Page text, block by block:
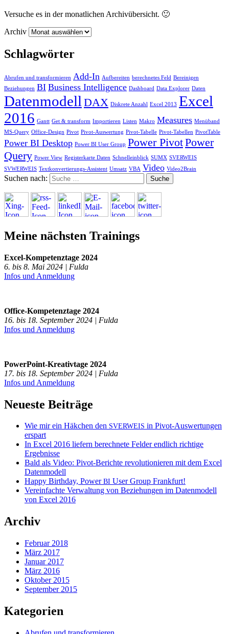
Versuche es in der monatlichen Archivübersicht. 🙂
Archiv
Schlagwörter
Abrufen und transformieren Add-In Aufbereiten berechnetes Feld Bereinigen
Beziehungen BI Business Intelligence Dashboard Data Explorer Daten
Datenmodell DAX Diskrete Anzahl Excel 2013 Excel
2016 Gantt Get & transform Importieren Listen Makro Measures Menüband
MS-Query Office-Design Pivot Pivot-Auswertung Pivot-Tabelle Pivot-Tabellen PivotTable
Power BI Desktop Power BI User Group Power PivotPower
Query Power View Registerkarte Daten Schnelleinblick SUMX SVERWEIS
SVWERWEIS Textkonvertierungs-Assistent Umsatz VBA Video Video2Brain
Suchen nach:
Meine nächsten Trainings
Excel-Kompetenztage 2024
6. bis 8. Mai 2024 | Fulda
Infos und Anmeldung
Office-Kompetenztage 2024
16. bis 18. September 2024 | Fulda
Infos und Anmeldung
PowerPoint-Kreativtage 2024
17. bis 18. September 2024 | Fulda
Infos und Anmeldung
Neueste Beiträge
Wie mir ein Häkchen den SVERWEIS in Pivot-Auswertungen
erspart
In Excel 2016 liefern berechnete Felder endlich richtige
Ergebnisse
Bald als Video: Pivot-Berichte revolutionieren mit dem Excel
Datenmodell
Happy Birthday, PowerBI User Group Frankfurt!
Vereinfachte Verwaltung von Beziehungen im Datenmodell
von Excel 2016
Archiv
Februar 2018
März 2017
Januar 2017
März 2016
Oktober 2015
September 2015
Kategorien